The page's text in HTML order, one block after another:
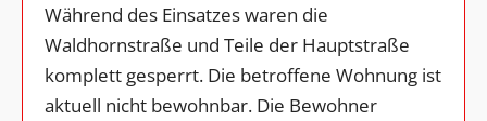
Während des Einsatzes waren die
Waldhornstraße und Teile der Hauptstraße
komplett gesperrt. Die betroffene Wohnung ist
aktuell nicht bewohnbar. Die Bewohner